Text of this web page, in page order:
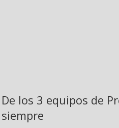
De los 3 equipos de
siempre